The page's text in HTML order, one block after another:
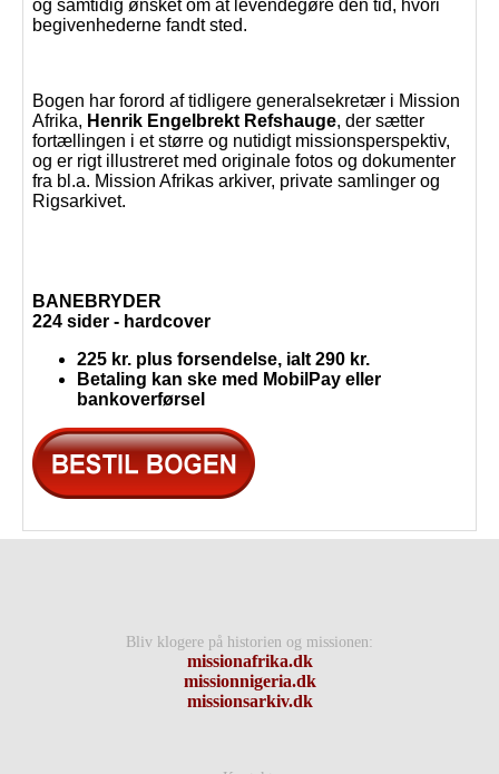
og samtidig ønsket om at levendegøre den tid, hvori
begivenhederne fandt sted.
Bogen har forord af tidligere generalsekretær i Mission
Afrika, Henrik Engelbrekt Refshauge, der sætter
fortællingen i et større og nutidigt missionsperspektiv,
og er rigt illustreret med originale fotos og dokumenter
fra bl.a. Mission Afrikas arkiver, private samlinger og
Rigsarkivet.
BANEBRYDER
224 sider - hardcover
225 kr. plus forsendelse, ialt 290 kr.
Betaling kan ske med MobilPay eller
bankoverførsel
Bliv klogere på historien og missionen:
missionafrika.dk
missionnigeria.dk
missionsarkiv.dk